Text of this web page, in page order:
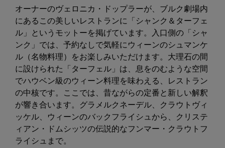
オーナーのヴェロニカ・ドップラーが、ブルク劇場内
にあるこの美しいレストランに「シャンク＆ターフェ
ル」というモットーを掲げています。入口側の「シャ
ンク」では、予約なしで気軽にウィーンのシュマンケ
ル（名物料理）をお楽しみいただけます。大理石の間
に設けられた「ターフェル」は、息をのむような空間
でハウベン級のウィーン料理を味わえる、レストラン
の中核です。ここでは、昔ながらの定番と新しい解釈
が響き合います。グラメルクネーデル、クラウトヴィ
ッケル、ウィーンのバックフライシュから、クリステ
ィアン・ドムシッツの伝説的なフンマー・クラウトフ
ライシュまで。